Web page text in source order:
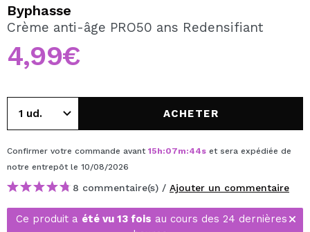
En créant un compte sur Maquibeauty.fr vous pourrez
effectuer vos achats rapidement, vérifier l'état de vos
commandes et consulter vos opérations précédentes.
CRÉER UN COMPTE
Byphasse
Crème anti-âge PRO50 ans Redensifiant
4,99€
ACHETER
Confirmer votre commande avant 15h:07m:44s et sera expédiée de
notre entrepôt le 10/08/2026
8 commentaire(s) / Ajouter un commentaire
Ce produit a été vu 13 fois au cours des 24 dernières